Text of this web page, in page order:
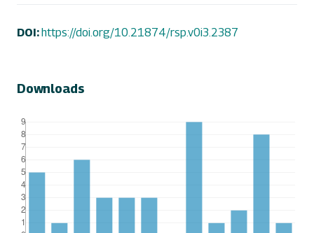
DOI:https://doi.org/10.21874/rsp.v0i3.2387
Downloads